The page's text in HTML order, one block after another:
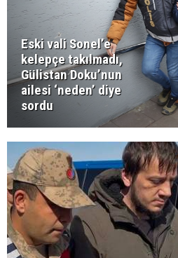
Eski vali Sonel’e
kelepçe takılmadı,
Gülistan Doku’nun
ailesi ‘neden’ diye
sordu